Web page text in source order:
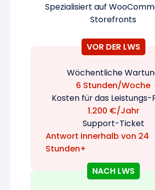
Spezialisiert auf
Storefronts
VOR DER LWS
Wöchentliche
6 Stunden/Woche
Kosten für das Leistungs-
1.200 €/Jahr
Support-Ticket
Antwort innerhalb von 24
Stunden+
NACH LWS